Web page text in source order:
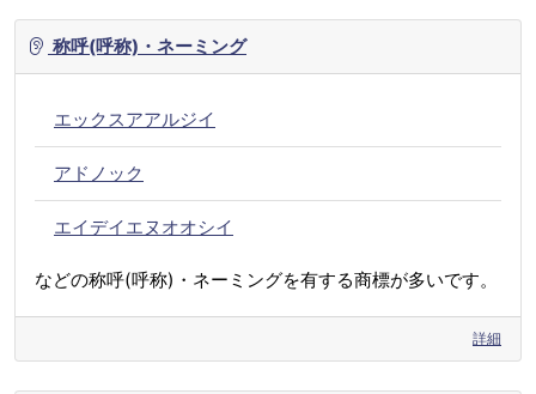
称呼(呼称)・ネーミング
エックスアアルジイ
アドノック
エイデイエヌオオシイ
などの称呼(呼称)・ネーミングを有する商標が多いです。
詳細